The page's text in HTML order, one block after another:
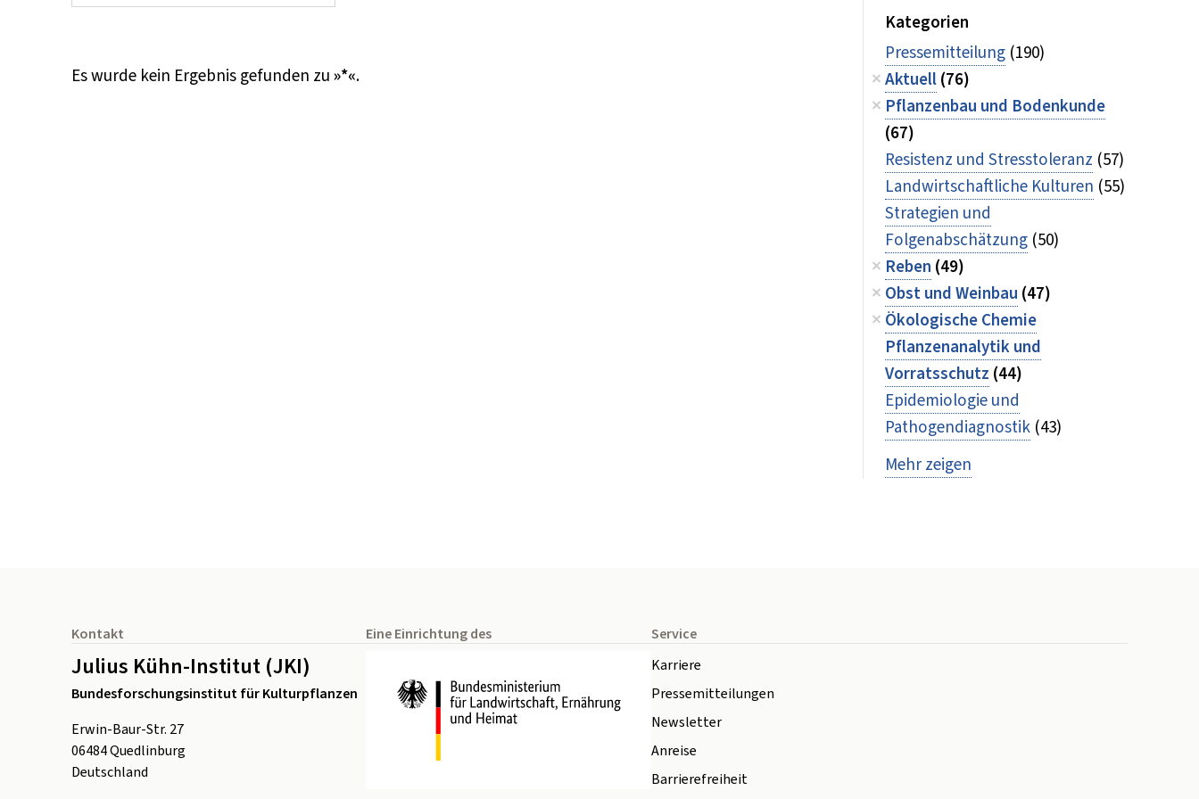
Es wurde kein Ergebnis gefunden zu»*«.
Kategorien
Pressemitteilung (190)
Aktuell(76)
Pflanzenbau und Bodenkunde
(67)
Resistenz und Stresstoleranz (57)
Landwirtschaftliche Kulturen (55)
Strategien und
Folgenabschätzung (50)
Reben (49)
Obst und Weinbau (47)
Ökologische Chemie
Pflanzenanalytik und
Vorratsschutz (44)
Epidemiologie und
Pathogendiagnostik (43)
Mehr zeigen
Kontakt
Julius Kühn-Institut (JKI)
Bundesforschungsinstitut für Kulturpflanzen
Erwin-Baur-Str. 27
06484Quedlinburg
Deutschland
Eine Einrichtung des
Service
Karriere
Pressemitteilungen
Newsletter
Anreise
Barrierefreiheit